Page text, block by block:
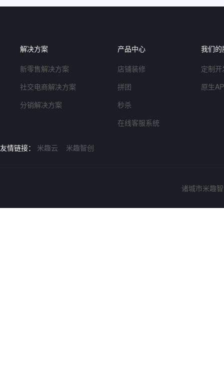
解决方案
新零售解决方案
社交电商解决方案
分销解决方案
产品中心
店铺装修
拼团
秒杀
在线客服系统
我们的
定制
原生
友情链接： 米趣云 米趣智创
诸城市米趣